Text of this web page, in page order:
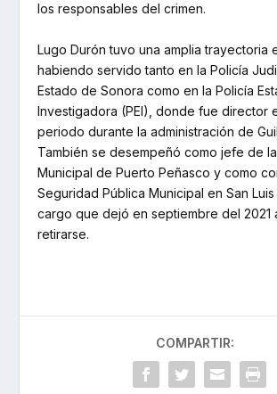
los responsables del crimen.
Lugo Durón tuvo una amplia trayectoria
habiendo servido tanto en la Policía
Estado de Sonora como en la Policía
Investigadora (PEI), donde fue director
periodo durante la administración de
También se desempeñó como jefe de
Municipal de Puerto Peñasco y como
Seguridad Pública Municipal en San Luis
cargo que dejó en septiembre del 2021
retirarse.
COMPARTIR: